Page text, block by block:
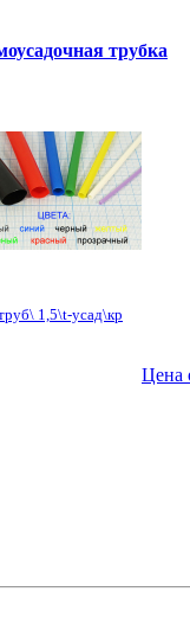
трубка
1,5\t-усад\кр
Цена